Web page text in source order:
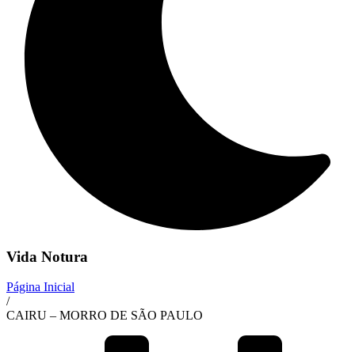
Vida Notura
Página Inicial
/
CAIRU – MORRO DE SÃO PAULO